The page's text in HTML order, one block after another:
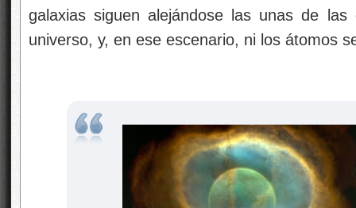
galaxias siguen alejándose las unas de
universo, y, en ese escenario, ni los átomos